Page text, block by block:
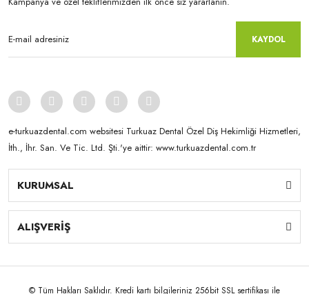
KAYDOL
e-turkuazdental.com websitesi Turkuaz Dental Özel Diş Hekimliği Hizmetleri,
İth., İhr. San. Ve Tic. Ltd. Şti.'ye aittir: www.turkuazdental.com.tr
KURUMSAL
ALIŞVERİŞ
© Tüm Hakları Saklıdır. Kredi kartı bilgileriniz 256bit SSL sertifikası ile